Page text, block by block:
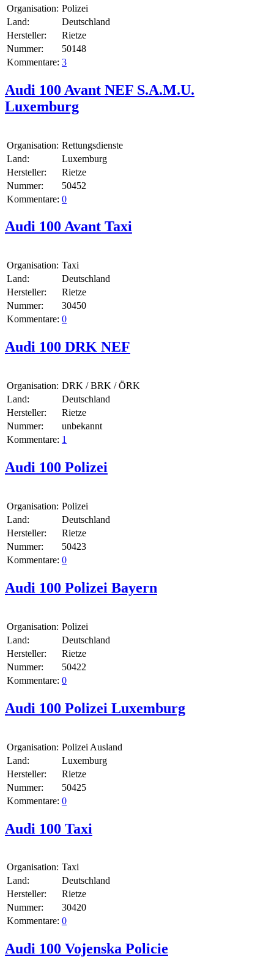
Organisation: Polizei
Land:
Deutschland
Hersteller:
Rietze
Nummer:
50148
Kommentare: 3
Audi 100 Avant NEF S.A.M.U.
Luxemburg
Organisation: Rettungsdienste
Land:
Luxemburg
Hersteller:
Rietze
Nummer:
50452
Kommentare: 0
Audi 100 Avant Taxi
Organisation: Taxi
Land:
Deutschland
Hersteller:
Rietze
Nummer:
30450
Kommentare: 0
Audi 100 DRK NEF
Organisation: DRK / BRK / ÖRK
Land:
Deutschland
Hersteller:
Rietze
Nummer:
unbekannt
Kommentare: 1
Audi 100 Polizei
Organisation: Polizei
Land:
Deutschland
Hersteller:
Rietze
Nummer:
50423
Kommentare: 0
Audi 100 Polizei Bayern
Organisation: Polizei
Land:
Deutschland
Hersteller:
Rietze
Nummer:
50422
Kommentare: 0
Audi 100 Polizei Luxemburg
Organisation: Polizei Ausland
Land:
Luxemburg
Hersteller:
Rietze
Nummer:
50425
Kommentare: 0
Audi 100 Taxi
Organisation: Taxi
Land:
Deutschland
Hersteller:
Rietze
Nummer:
30420
Kommentare: 0
Audi 100 Vojenska Policie